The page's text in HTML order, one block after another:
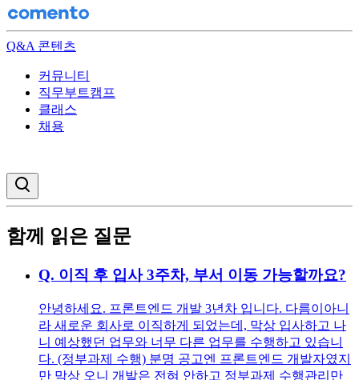
Q&A 콘텐츠
커뮤니티
직무부트캠프
클래스
채용
함께 읽은 질문
Q. 이직 후 입사 3주차, 부서 이동 가능할까요?
안녕하세요. 프론트엔드 개발 3년차 입니다. 다름이아니
라 새로운 회사로 이직하게 되었는데, 막상 입사하고 나
니 예상했던 업무와 너무 다른 업무를 수행하고 있습니
다. (정부과제 수행) 분명 공고엔 프론트엔드 개발자였지
만 막상 오니 개발은 전혀 안하고 정부과제 수행관리만